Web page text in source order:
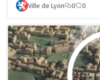
Ville de Lyon 0 0